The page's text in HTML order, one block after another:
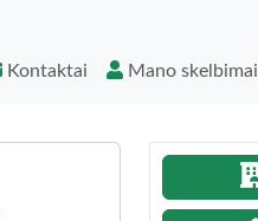
Kontaktai Mano skelbimai